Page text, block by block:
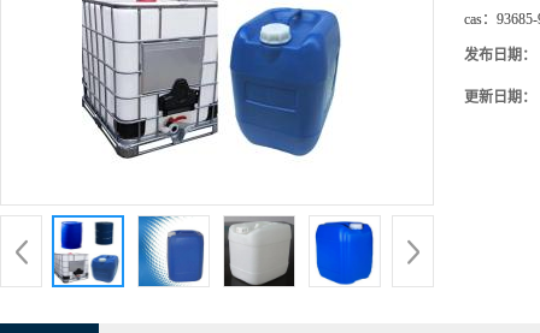
cas：
发布日期：
更新日期：